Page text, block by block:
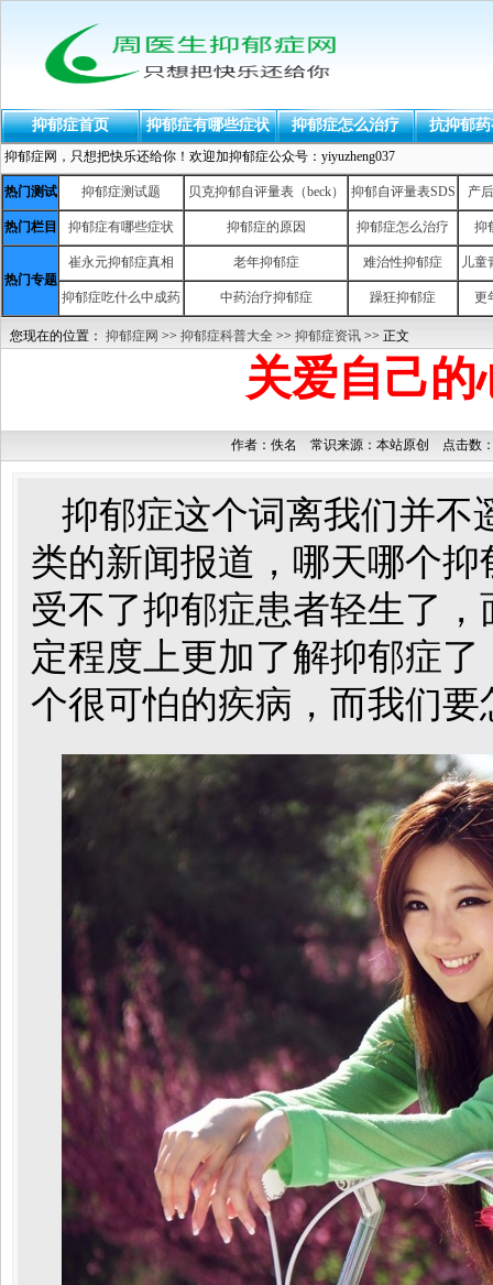
抑郁症首页 抑郁症有哪些症状 抑郁症怎么治疗 抗抑郁
抑郁症网，只想把快乐还给你！欢迎加抑郁症公众号：yiyuzheng037
热门测试 抑郁症测试题 贝克抑郁自评量表（beck） 抑郁自评量表SDS 产
热门栏目 抑郁症有哪些症状 抑郁症的原因 抑郁症怎么治疗 抑
热门专题
崔永元抑郁症真相 老年抑郁症 难治性抑郁症 儿童
抑郁症吃什么中成药 中药治疗抑郁症 躁狂抑郁症 更
您现在的位置： 抑郁症网 >> 抑郁症科普大全 >> 抑郁症资讯 >> 正文
关爱自己
作者：佚名 常识来源：本站原创 点击数
抑郁症这个词离我们并不
类的新闻报道，哪天哪个
受不了抑郁症患者轻生了
定程度上更加了解抑郁症
个很可怕的疾病，而我们